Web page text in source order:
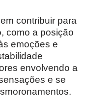
contribuir para
como a posição
emoções e
envolvendo a
e se